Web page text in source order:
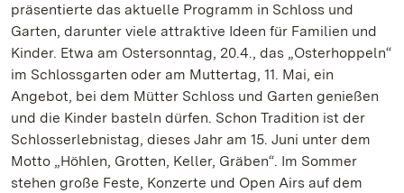
präsentierte das aktuelle Programm in Schloss und
Garten, darunter viele attraktive Ideen für Familien und
Kinder. Etwa am Ostersonntag, 20.4., das „Osterhoppeln“
im Schlossgarten oder am Muttertag, 11. Mai, ein
Angebot, bei dem Mütter Schloss und Garten genießen
und die Kinder basteln dürfen. Schon Tradition ist der
Schlosserlebnistag, dieses Jahr am 15. Juni unter dem
Motto „Höhlen, Grotten, Keller, Gräben“. Im Sommer
stehen große Feste, Konzerte und Open Airs auf dem